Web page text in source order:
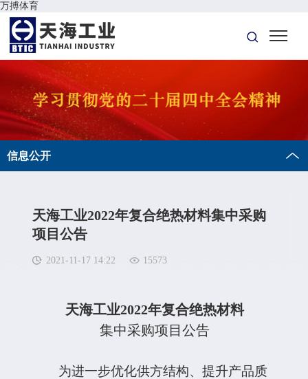
万搏体育
信息公开
天海工业2022年复合绝热材料集中采购
项目公告
2021-11-17 14:22 15573
天海工业2022年复合绝热材料
集中采购项目公告
为进一步优化供方结构、提升产品质